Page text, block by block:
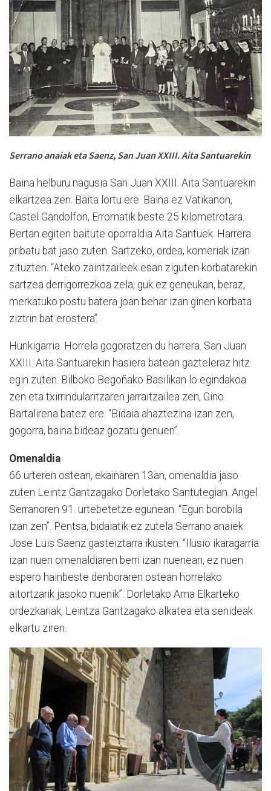
Serrano anaiak eta Saenz, San Juan XXIII. Aita Santuarekin
Baina helburu nagusia San Juan XXIII. Aita Santuarekin
elkartzea zen. Baita lortu ere. Baina ez Vatikanon,
Castel Gandolfon, Erromatik beste 25 kilometrotara.
Bertan egiten baitute oporraldia Aita Santuek. Harrera
pribatu bat jaso zuten. Sartzeko, ordea, komeriak izan
zituzten. “Ateko zaintzaileek esan ziguten korbatarekin
sartzea derrigorrezkoa zela, guk ez geneukan, beraz,
merkatuko postu batera joan behar izan ginen korbata
ziztrin bat erostera”.
Hunkigarria. Horrela gogoratzen du harrera. San Juan
XXIII. Aita Santuarekin hasiera batean gazteleraz hitz
egin zuten: Bilboko Begoñako Basilikan lo egindakoa
zen eta txirrindularitzaren jarraitzailea zen, Gino
Bartalirena batez ere. “Bidaia ahaztezina izan zen,
gogorra, baina bideaz gozatu genuen”.
Omenaldia
66 urteren ostean, ekainaren 13an, omenaldia jaso
zuten Leintz Gantzagako Dorletako Santutegian. Angel
Serranoren 91. urtebetetze egunean. “Egun borobila
izan zen”. Pentsa, bidaiatik ez zutela Serrano anaiek
Jose Luis Saenz gasteiztarra ikusten. “Ilusio ikaragarria
izan nuen omenaldiaren berri izan nuenean, ez nuen
espero hainbeste denboraren ostean horrelako
aitortzarik jasoko nuenik”. Dorletako Ama Elkarteko
ordezkariak, Leintza Gantzagako alkatea eta senideak
elkartu ziren.